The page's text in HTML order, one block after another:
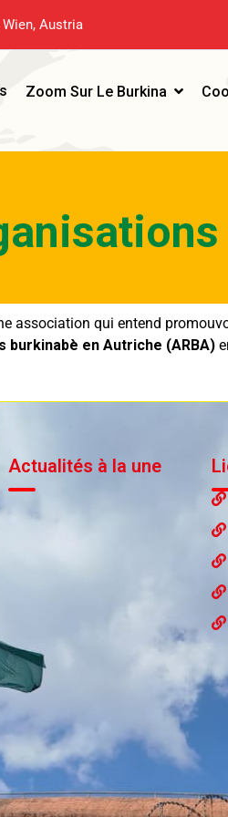
Austria
Zoom Sur Le Burkina
association qui entend
burkinabè en Autriche (ARBA)
Actualités à la une